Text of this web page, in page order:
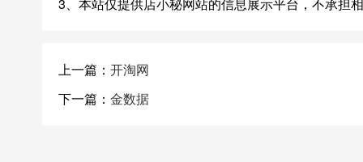
上一篇： 开淘网
下一篇： 金数据